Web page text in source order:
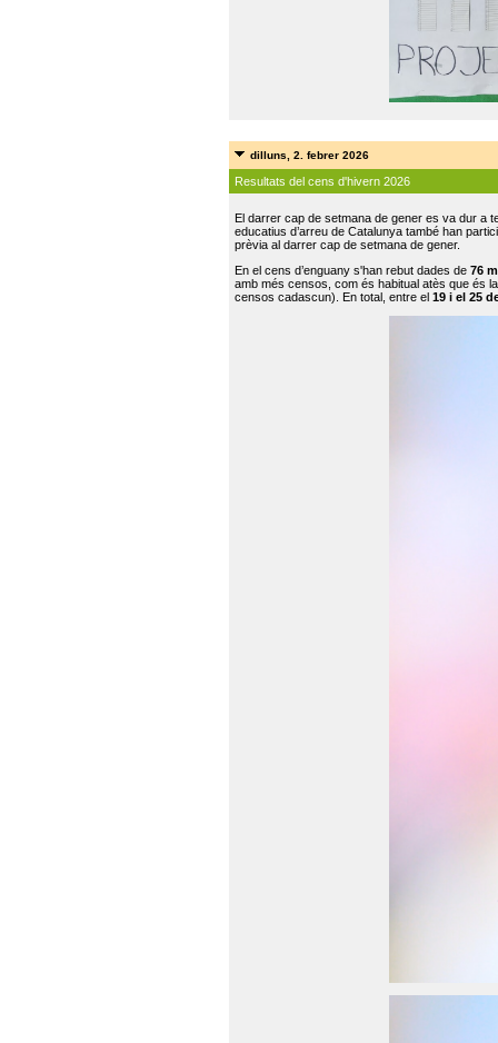
dilluns, 2. febrer 2026
Resultats del cens d'hivern 2026
El darrer cap de setmana de gener es va dur a
educatius d’arreu de Catalunya també han
prèvia al darrer cap de setmana de gener.
En el cens d’enguany s'han rebut dades de 76
amb més censos, com és habitual atès que és
censos cadascun). En total, entre el 19 i el 25